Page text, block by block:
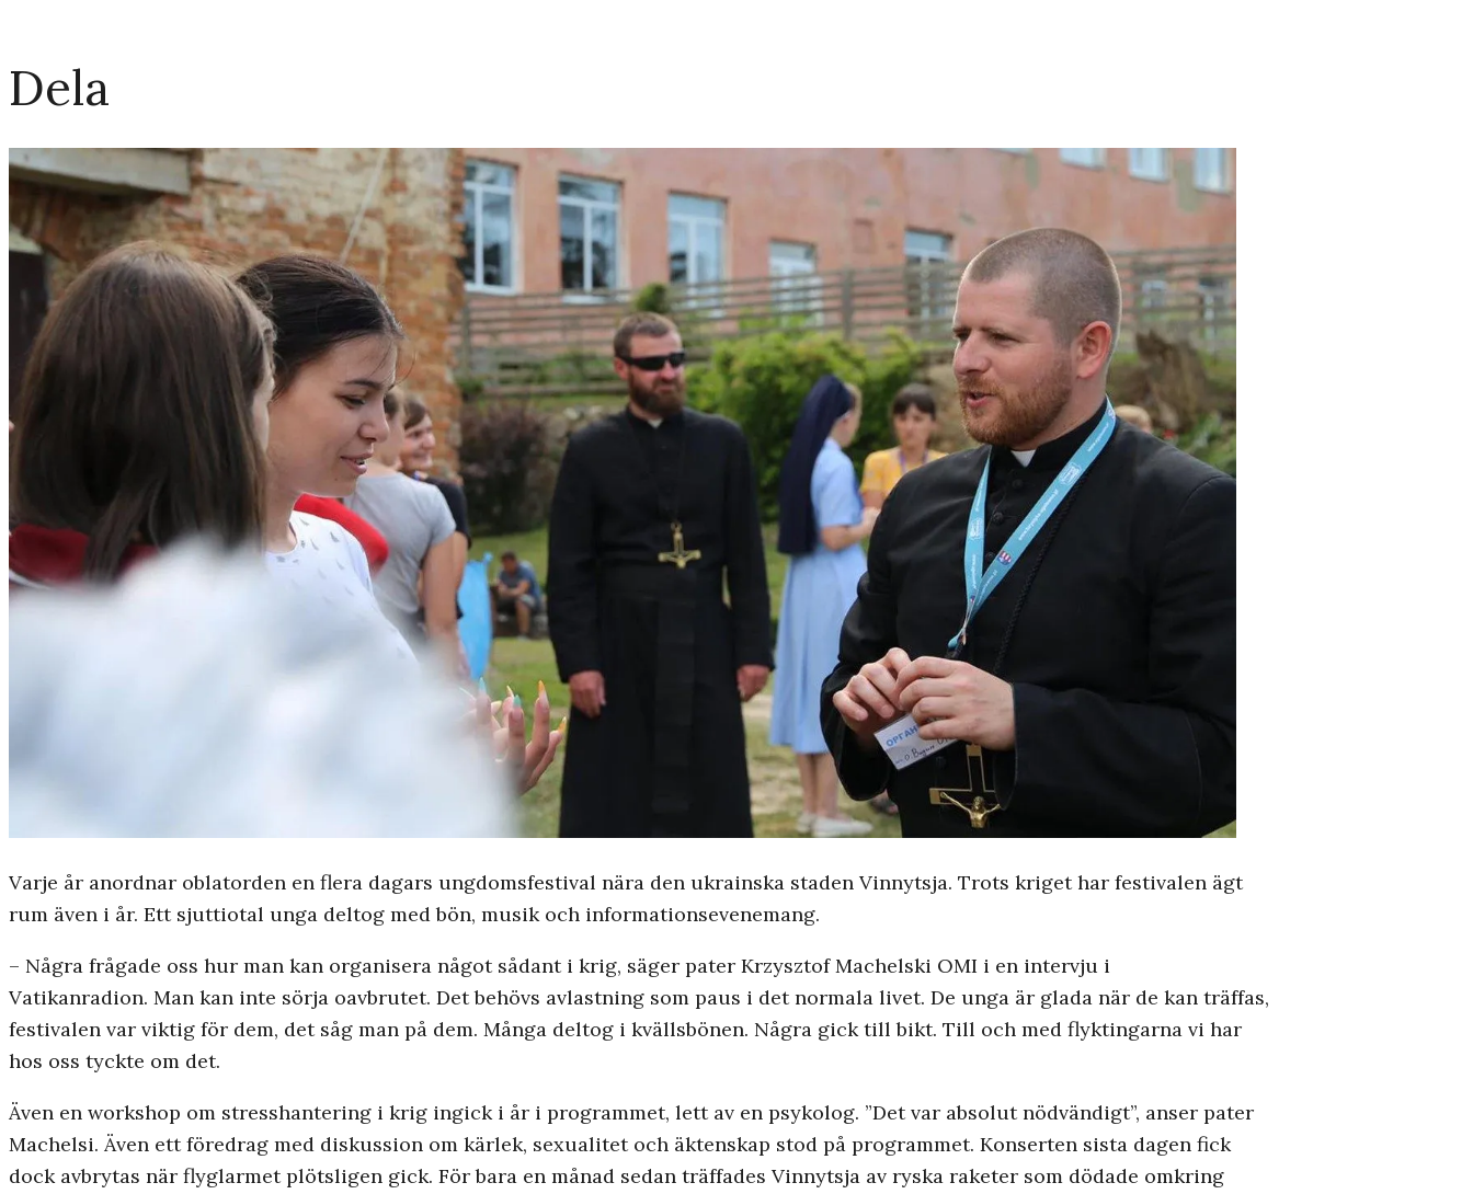
Dela
Varje år anordnar oblatorden en flera dagars ungdomsfestival nära den ukrainska staden Vinnytsja. Trots kriget har festivalen ägt
rum även i år. Ett sjuttiotal unga deltog med bön, musik och informationsevenemang.
– Några frågade oss hur man kan organisera något sådant i krig, säger pater Krzysztof Machelski OMI i en intervju i
Vatikanradion. Man kan inte sörja oavbrutet. Det behövs avlastning som paus i det normala livet. De unga är glada när de kan träffas,
festivalen var viktig för dem, det såg man på dem. Många deltog i kvällsbönen. Några gick till bikt. Till och med flyktingarna vi har
hos oss tyckte om det.
Även en workshop om stresshantering i krig ingick i år i programmet, lett av en psykolog. ”Det var absolut nödvändigt”, anser pater
Machelsi. Även ett föredrag med diskussion om kärlek, sexualitet och äktenskap stod på programmet. Konserten sista dagen fick
dock avbrytas när flyglarmet plötsligen gick. För bara en månad sedan träffades Vinnytsja av ryska raketer som dödade omkring